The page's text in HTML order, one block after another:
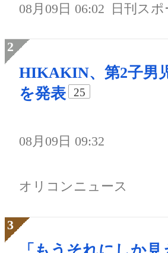
08月09日 06:02 日刊スポ
HIKAKIN、第2子男
を発表
25
08月09日 09:32
オリコンニュース